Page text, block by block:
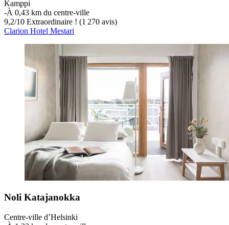
Kamppi
‐À 0,43 km du centre-ville
9,2/10 Extraordinaire ! (1 270 avis)
Clarion Hotel Mestari
Noli Katajanokka
Centre-ville d’Helsinki